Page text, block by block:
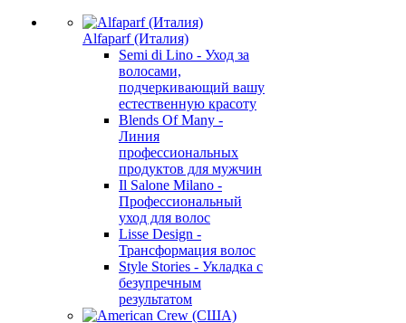
Alfaparf (Италия)
Semi di Lino - Уход за
волосами,
подчеркивающий вашу
естественную красоту
Blends Of Many -
Линия
профессиональных
продуктов для мужчин
Il Salone Milano -
Профессиональный
уход для волос
Lisse Design -
Трансформация волос
Style Stories - Укладка с
безупречным
результатом